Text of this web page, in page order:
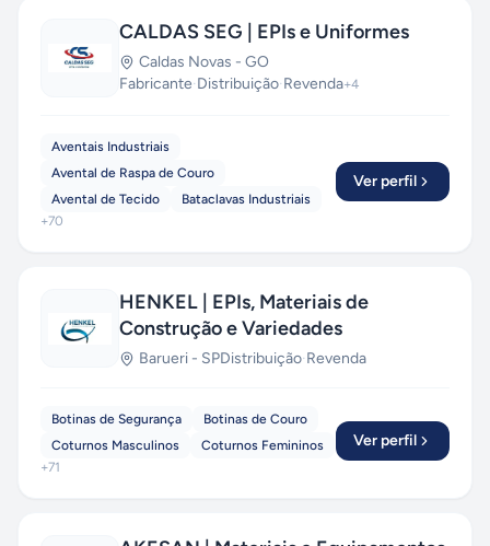
CALDAS SEG | EPIs e Uniformes
Caldas Novas - GO
Fabricante·Distribuição·Revenda+4
Aventais Industriais
Avental de Raspa de Couro
Avental de Tecido
Bataclavas Industriais
+70
Ver perfil
HENKEL | EPIs, Materiais de
Construção e Variedades
Barueri - SPDistribuição·Revenda
Botinas de Segurança
Botinas de Couro
Coturnos Masculinos
Coturnos Femininos
+71
Ver perfil